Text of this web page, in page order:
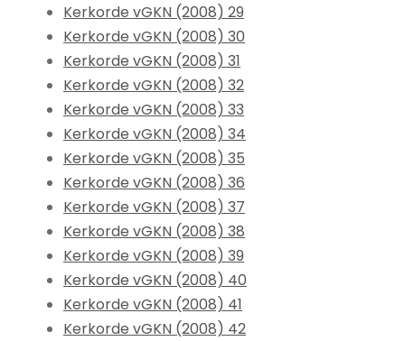
Kerkorde vGKN (2008) 29
Kerkorde vGKN (2008) 30
Kerkorde vGKN (2008) 31
Kerkorde vGKN (2008) 32
Kerkorde vGKN (2008) 33
Kerkorde vGKN (2008) 34
Kerkorde vGKN (2008) 35
Kerkorde vGKN (2008) 36
Kerkorde vGKN (2008) 37
Kerkorde vGKN (2008) 38
Kerkorde vGKN (2008) 39
Kerkorde vGKN (2008) 40
Kerkorde vGKN (2008) 41
Kerkorde vGKN (2008) 42